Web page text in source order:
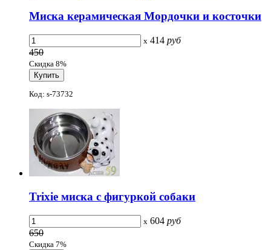
Миска керамическая Мордочки и косточки
x 414 руб
450
Скидка 8%
Код: s-73732
Trixie миска с фигуркой собаки
x 604 руб
650
Скидка 7%